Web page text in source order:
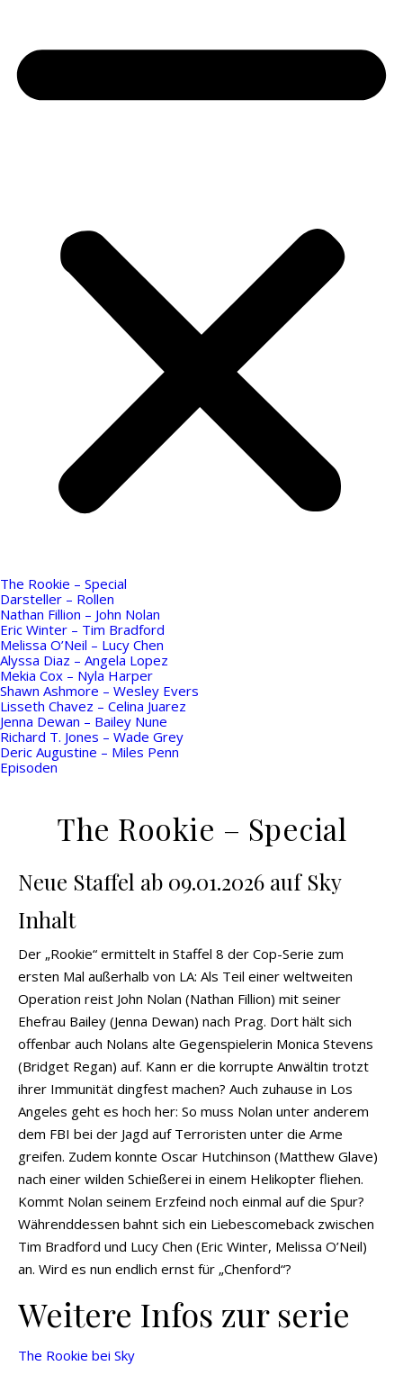
The Rookie – Special
Darsteller – Rollen
Nathan Fillion – John Nolan
Eric Winter – Tim Bradford
Melissa O’Neil – Lucy Chen
Alyssa Diaz – Angela Lopez
Mekia Cox – Nyla Harper
Shawn Ashmore – Wesley Evers
Lisseth Chavez – Celina Juarez
Jenna Dewan – Bailey Nune
Richard T. Jones – Wade Grey
Deric Augustine – Miles Penn
Episoden
The Rookie – Special
Neue Staffel ab 09.01.2026 auf Sky
Inhalt
Der „Rookie“ ermittelt in Staffel 8 der Cop-Serie zum
ersten Mal außerhalb von LA: Als Teil einer weltweiten
Operation reist John Nolan (Nathan Fillion) mit seiner
Ehefrau Bailey (Jenna Dewan) nach Prag. Dort hält sich
offenbar auch Nolans alte Gegenspielerin Monica Stevens
(Bridget Regan) auf. Kann er die korrupte Anwältin trotzt
ihrer Immunität dingfest machen? Auch zuhause in Los
Angeles geht es hoch her: So muss Nolan unter anderem
dem FBI bei der Jagd auf Terroristen unter die Arme
greifen. Zudem konnte Oscar Hutchinson (Matthew Glave)
nach einer wilden Schießerei in einem Helikopter fliehen.
Kommt Nolan seinem Erzfeind noch einmal auf die Spur?
Währenddessen bahnt sich ein Liebescomeback zwischen
Tim Bradford und Lucy Chen (Eric Winter, Melissa O’Neil)
an. Wird es nun endlich ernst für „Chenford“?
Weitere Infos zur serie
The Rookie bei Sky